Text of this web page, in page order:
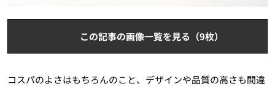
この記事の画像一覧を見る（9枚）
コスパのよさはもちろんのこと、デザインや品質の高さも間違